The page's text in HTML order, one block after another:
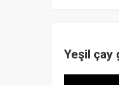
Yeşil çay